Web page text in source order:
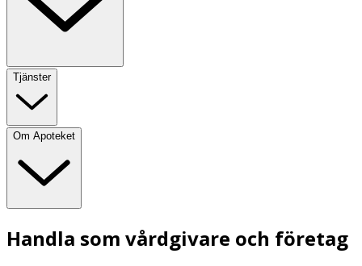
Tjänster
Om Apoteket
Handla som vårdgivare och företag